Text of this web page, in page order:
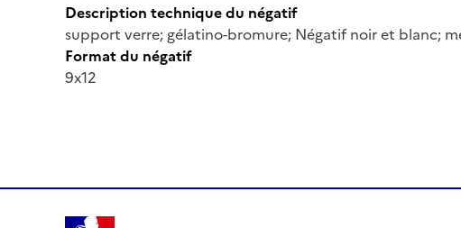
Description technique du négatif
support verre; gélatino-bromure; Négatif noir et blanc;
Format du négatif
9x12